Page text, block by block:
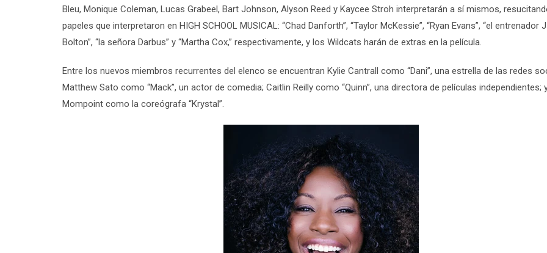
Bleu, Monique Coleman, Lucas Grabeel, Bart Johnson, Alyson Reed y Kaycee Stroh interpretarán a sí mismos,
papeles que interpretaron en HIGH SCHOOL MUSICAL: “Chad Danforth”, “Taylor McKessie”, “Ryan Evans”, “el entrenador
Bolton”, “la señora Darbus” y “Martha Cox,” respectivamente, y los Wildcats harán de extras en la película.
Entre los nuevos miembros recurrentes del elenco se encuentran Kylie Cantrall como “Dani”, una estrella de las redes
Matthew Sato como “Mack”, un actor de comedia; Caitlin Reilly como “Quinn”, una directora de películas independientes;
Mompoint como la coreógrafa “Krystal”.